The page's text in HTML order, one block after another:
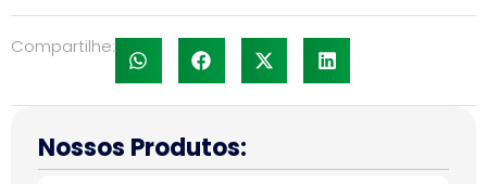
Compartilhe:
Nossos Produtos: